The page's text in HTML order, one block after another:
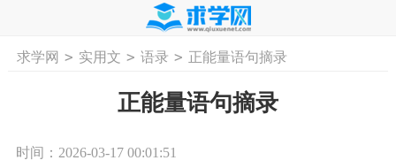
首页 工作计划 活动计划
求学网 > 实用文 > 语录 > 正能量语句摘录
正能量语句摘录
时间：2026-03-17 00:01:51